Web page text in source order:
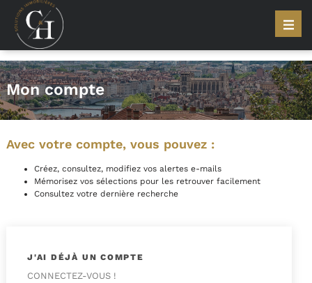
Mon compte
Avec votre compte, vous pouvez :
Créez, consultez, modifiez vos alertes e-mails
Mémorisez vos sélections pour les retrouver facilement
Consultez votre dernière recherche
J'AI DÉJÀ UN COMPTE
CONNECTEZ-VOUS !